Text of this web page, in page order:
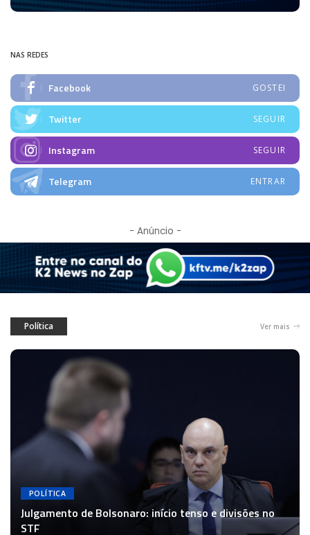
NAS REDES
Facebook GOSTEI
Twitter SEGUIR
Instagram SEGUIR
Telegram ENTRAR
- Anúncio -
Política Ver mais
POLÍTICA
Julgamento de Bolsonaro: início tenso e divisões no
STF